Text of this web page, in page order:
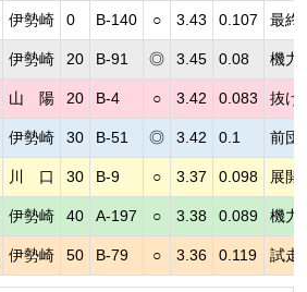
伊勢崎 0 B-140 ○ 3.43 0.107 最終
伊勢崎 20 B-91 ◎ 3.45 0.08 機力
山 陽 20 B-4 ○ 3.42 0.083 抜け
伊勢崎 30 B-51 ◎ 3.42 0.1 前団
川 口 30 B-9 ○ 3.37 0.098 展開
伊勢崎 40 A-197 ○ 3.38 0.089 機力
伊勢崎 50 B-79 ○ 3.36 0.119 試走